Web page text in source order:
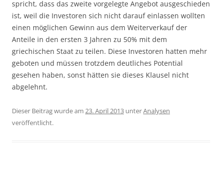
spricht, dass das zweite vorgelegte Angebot ausgeschieden
ist, weil die Investoren sich nicht darauf einlassen wollten
einen möglichen Gewinn aus dem Weiterverkauf der
Anteile in den ersten 3 Jahren zu 50% mit dem
griechischen Staat zu teilen. Diese Investoren hatten mehr
geboten und müssen trotzdem deutliches Potential
gesehen haben, sonst hätten sie dieses Klausel nicht
abgelehnt.
Dieser Beitrag wurde am 23. April 2013 unterAnalysen
veröffentlicht.